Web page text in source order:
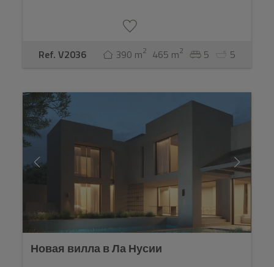
Ref. V2036 390 m2 465 m2 5 5
Новая вилла в Ла Нусии